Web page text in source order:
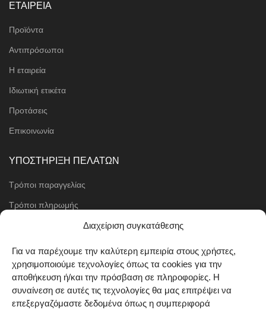
Διαχείριση συγκατάθεσης
Για να παρέχουμε την καλύτερη εμπειρία στους χρήστες,
χρησιμοποιούμε τεχνολογίες όπως τα cookies για την
αποθήκευση ή/και την πρόσβαση σε πληροφορίες. Η
συναίνεση σε αυτές τις τεχνολογίες θα μας επιτρέψει να
επεξεργαζόμαστε δεδομένα όπως η συμπεριφορά
ΕΤΑΙΡΕΙΑ
Προϊόντα
Αντιπρόσωποι
Η εταιρεία
Ιδιωτική ετικέτα
Προτάσεις
Επικοινωνία
ΥΠΟΣΤΗΡΙΞΗ ΠΕΛΑΤΩΝ
Τρόποι παραγγελίας
Τρόποι πληρωμής
Μέθοδοι αποστολής
Όροι χρήσης
Cookie Policy (EU)